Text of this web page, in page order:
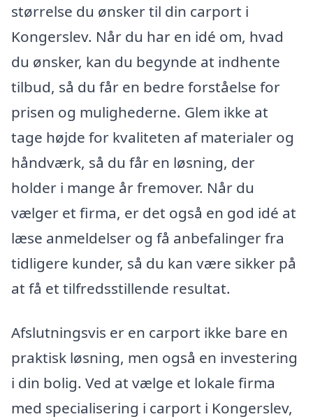
størrelse du ønsker til din carport i
Kongerslev. Når du har en idé om, hvad
du ønsker, kan du begynde at indhente
tilbud, så du får en bedre forståelse for
prisen og mulighederne. Glem ikke at
tage højde for kvaliteten af materialer og
håndværk, så du får en løsning, der
holder i mange år fremover. Når du
vælger et firma, er det også en god idé at
læse anmeldelser og få anbefalinger fra
tidligere kunder, så du kan være sikker på
at få et tilfredsstillende resultat.
Afslutningsvis er en carport ikke bare en
praktisk løsning, men også en investering
i din bolig. Ved at vælge et lokale firma
med specialisering i carport i Kongerslev,